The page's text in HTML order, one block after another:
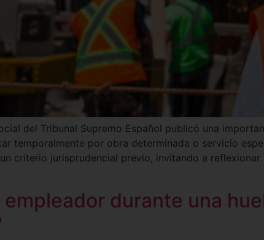
del Tribunal Supremo Español publicó una
temporalmente por obra determinada o servicio
criterio jurisprudencial previo, invitando a
empleador durante una